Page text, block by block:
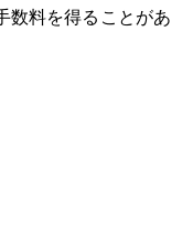
数料を得ることがあ